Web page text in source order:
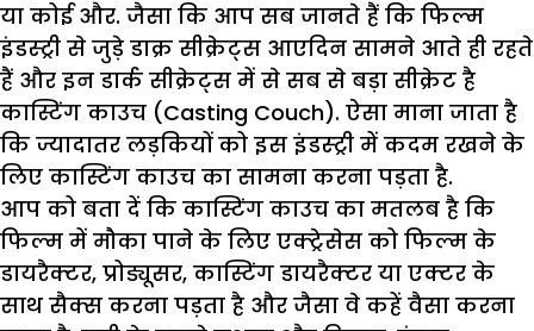
या कोई और. जैसा कि आप सब जानते हैं कि फिल्म
इंडस्ट्री से जुड़े डाक्र सीक्रेट्स आएदिन सामने आते ही रहते
हैं और इन डार्क सीक्रेट्स में से सब से बड़ा सीक्रेट है
कास्टिंग काउच (Casting Couch). ऐसा माना जाता है
कि ज्यादातर लड़कियों को इस इंडस्ट्री में कदम रखने के
लिए कास्टिंग काउच का सामना करना पड़ता है.
आप को बता दें कि कास्टिंग काउच का मतलब है कि
फिल्म में मौका पाने के लिए एक्ट्रेसेस को फिल्म के
डायरैक्टर, प्रोड्यूसर, कास्टिंग डायरैक्टर या एक्टर के
साथ सैक्स करना पड़ता है और जैसा वे कहें वैसा करना